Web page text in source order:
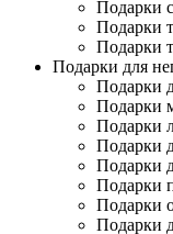
Подарки
Подарки
Подарки
Подарки для
Подарки
Подарки
Подарки
Подарки
Подарки
Подарки
Подарки
Подарки